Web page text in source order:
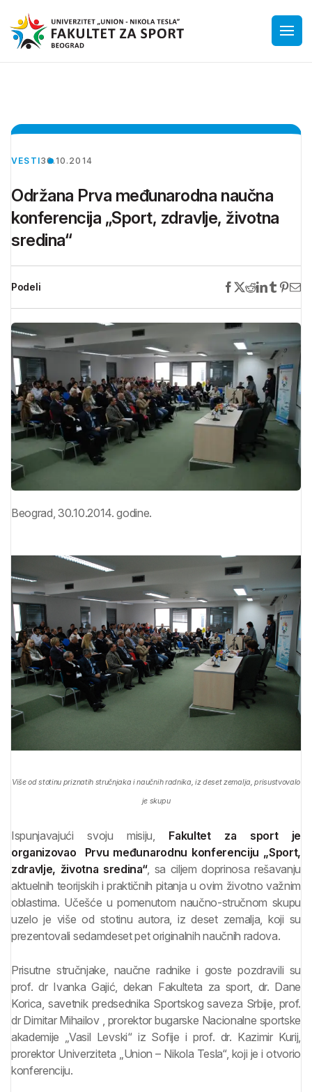
VESTI30.10.2014
Održana Prva međunarodna naučna
konferencija „Sport, zdravlje, životna
sredina“
Podeli
Beograd, 30.10.2014. godine.
Više od stotinu priznatih stručnjaka i naučnih radnika, iz deset zemalja, prisustvovalo
je skupu
Ispunjavajući svoju misiju, Fakultet za sport je
organizovao Prvu međunarodnu konferenciju „Sport,
zdravlje, životna sredina“, sa ciljem doprinosa rešavanju
aktuelnih teorijskih i praktičnih pitanja u ovim životno važnim
oblastima. Učešće u pomenutom naučno-stručnom skupu
uzelo je više od stotinu autora, iz deset zemalja, koji su
prezentovali sedamdeset pet originalnih naučnih radova.
Prisutne stručnjake, naučne radnike i goste pozdravili su
prof. dr Ivanka Gajić, dekan Fakulteta za sport, dr. Dane
Korica, savetnik predsednika Sportskog saveza Srbije, prof.
dr Dimitar Mihailov , prorektor bugarske Nacionalne sportske
akademije „Vasil Levski“ iz Sofije i prof. dr. Kazimir Kurij,
prorektor Univerziteta „Union – Nikola Tesla“, koji je i otvorio
konferenciju.